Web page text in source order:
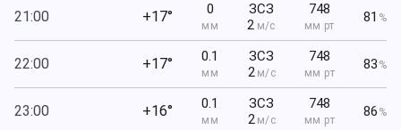
21:00 +17° 0
мм
ЗСЗ
2 м/с
748
мм рт
81 %
22:00 +17° 0.1
мм
ЗСЗ
2 м/с
748
мм рт
83 %
23:00 +16° 0.1
мм
ЗСЗ
2 м/с
748
мм рт
86 %